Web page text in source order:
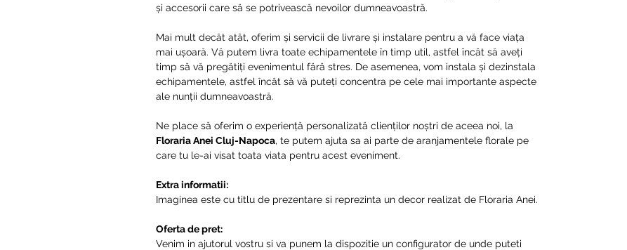
și accesorii care să se potrivească nevoilor dumneavoastră.
Mai mult decât atât, oferim și servicii de livrare și instalare pentru a vă face viața
mai ușoară. Vă putem livra toate echipamentele în timp util, astfel încât să aveți
timp să vă pregătiți evenimentul fără stres. De asemenea, vom instala și dezinstala
echipamentele, astfel încât să vă puteți concentra pe cele mai importante aspecte
ale nunții dumneavoastră.
Ne place să oferim o experiență personalizată clienților noștri de aceea noi, la
Floraria Anei Cluj-Napoca, te putem ajuta sa ai parte de aranjamentele florale pe
care tu le-ai visat toata viata pentru acest eveniment.
Extra informatii:
Imaginea este cu titlu de prezentare si reprezinta un decor realizat de Floraria Anei.
Oferta de pret:
Venim in ajutorul vostru si va punem la dispozitie un configurator de unde puteti